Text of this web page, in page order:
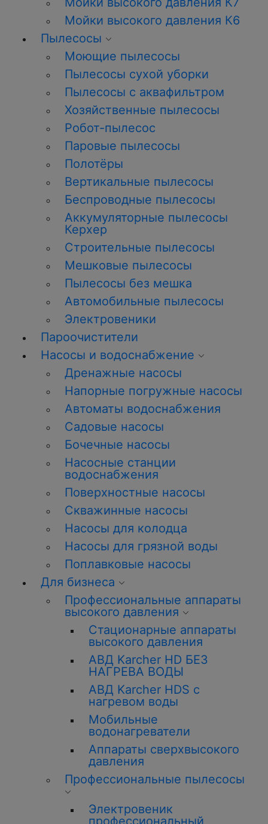
Мойки высокого давления К6
Пылесосы
Моющие пылесосы
Пылесосы сухой уборки
Пылесосы с аквафильтром
Хозяйственные пылесосы
Робот-пылесос
Паровые пылесосы
Полотёры
Вертикальные пылесосы
Беспроводные пылесосы
Аккумуляторные пылесосы
Керхер
Строительные пылесосы
Мешковые пылесосы
Пылесосы без мешка
Автомобильные пылесосы
Электровеники
Пароочистители
Насосы и водоснабжение
Дренажные насосы
Напорные погружные насосы
Автоматы водоснабжения
Садовые насосы
Бочечные насосы
Насосные станции
водоснабжения
Поверхностные насосы
Скважинные насосы
Насосы для колодца
Насосы для грязной воды
Поплавковые насосы
Для бизнеса
Профессиональные аппараты
высокого давления
Стационарные аппараты
высокого давления
АВД Karcher HD БЕЗ
НАГРЕВА ВОДЫ
АВД Karcher HDS с
нагревом воды
Мобильные
водонагреватели
Аппараты сверхвысокого
давления
Профессиональные пылесосы
Электровеник
профессиональный